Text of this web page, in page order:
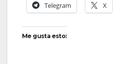
Telegram X
Me gusta esto: